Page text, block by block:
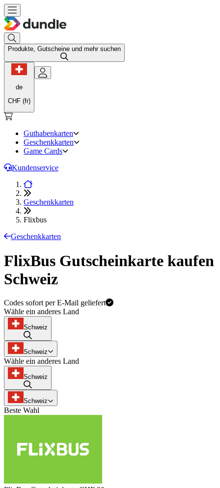
Produkte, Gutscheine und mehr suchen
de
CHF (fr)
Guthabenkarten
Geschenkkarten
Game Cards
Kundenservice
Geschenkkarten
Flixbus
Geschenkkarten
FlixBus Gutscheinkarte kaufen
Schweiz
Codes sofort per E-Mail geliefert
Wähle ein anderes Land
Schweiz
Schweiz
Wähle ein anderes Land
Schweiz
Schweiz
Beste Wahl